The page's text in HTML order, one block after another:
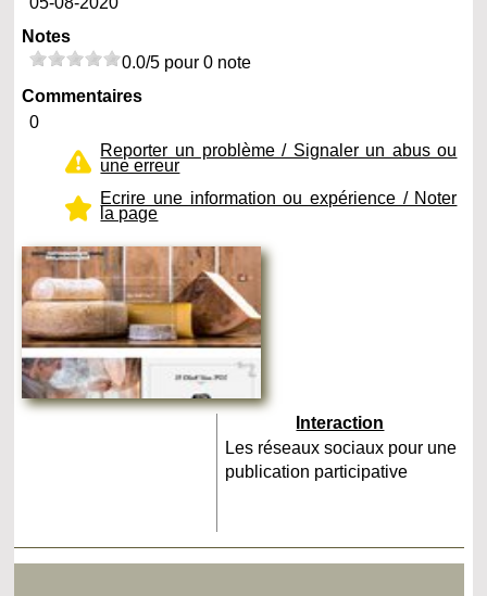
Notes
0.0/5 pour 0 note
Commentaires
0
Reporter un problème / Signaler un abus ou
une erreur
Ecrire une information ou expérience / Noter
la page
Interaction
Les réseaux sociaux pour une
publication participative